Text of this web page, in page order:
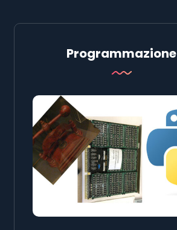
Programmazione